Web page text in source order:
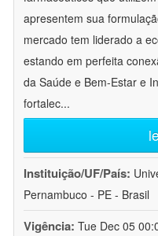
apresentem sua
mercado tem liderado a
estando em perfeita
da Saúde e Bem-Estar e
fortalec...
Instituição/UF/País:
Pernambuco - PE - Brasil
Vigência: Tue Dec 05